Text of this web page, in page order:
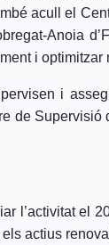
acull el
Anoia
i
i
de
l’activitat el
actius